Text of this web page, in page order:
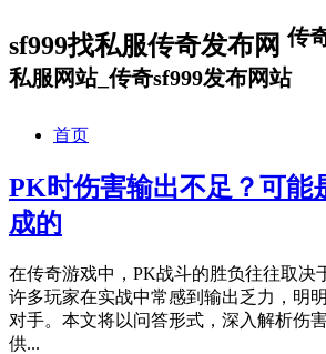
sf999找私服传奇发布网传
私服网站_传奇sf999发布网站
首页
PK时伤害输出不足？可能
成的
在传奇游戏中，PK战斗的胜负往往取决
许多玩家在实战中常感到输出乏力，明
对手。本文将以问答形式，深入解析伤
供...